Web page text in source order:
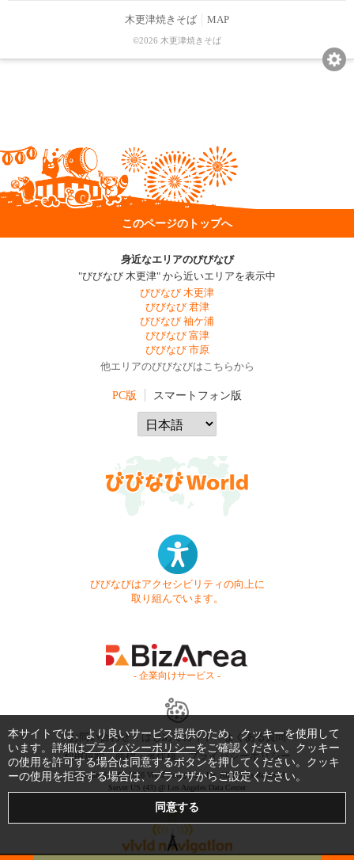
木更津焼きそば MAP
©2026 木更津焼きそば
このページのトップへ
身近なエリアのびびなび
"びびなび 木更津" から近いエリアを表示中
びびなび 木更津
びびなび 君津
びびなび 袖ケ浦
びびなび 富津
びびなび 市原
他エリアのびびなびはこちらから
PC版 スマートフォン版
びびなびはアクセシビリティの向上に
取り組んでいます。
- 企業向けサービス -
お問い合わせ はじめてガイド
よくある質問
利用規約
商標・著作権 プライバシーポリシー
Copyright © 1999-2026 Vivid Navigation, Inc. All Rights Reserved.
Server US (43) @ Los Angeles Data Center
本サイトでは、より良いサービス提供のため、クッキーを使用して
います。詳細はプライバシーポリシーをご確認ください。クッキー
の使用を許可する場合は同意するボタンを押してください。クッキ
ーの使用を拒否する場合は、ブラウザからご設定ください。